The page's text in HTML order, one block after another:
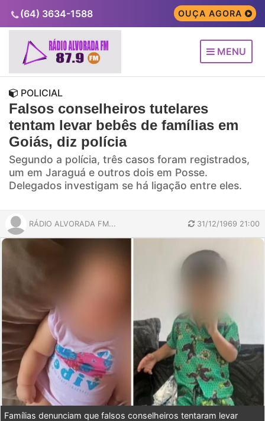
(64) 3634-1588 OUÇA AGORA
MENU
POLICIAL
Falsos conselheiros tutelares
tentam levar bebês de famílias em
Goiás, diz polícia
Segundo a polícia, três casos foram registrados,
um em Jaraguá e outros dois em Posse.
Delegados investigam se há ligação entre eles.
RÁDIO ALVORADA FM... 31/12/1969 21:00
Famílias denunciam que falsos conselheiros tentaram levar